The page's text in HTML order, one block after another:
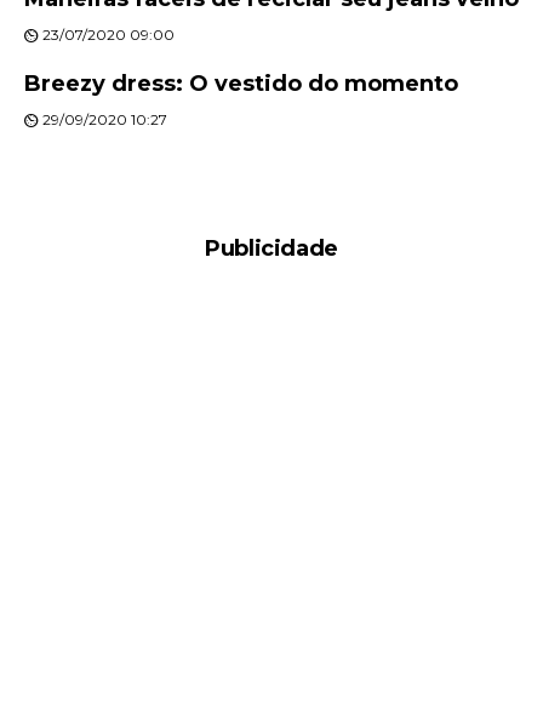
23/07/2020 09:00
Breezy dress: O vestido do momento
29/09/2020 10:27
Publicidade